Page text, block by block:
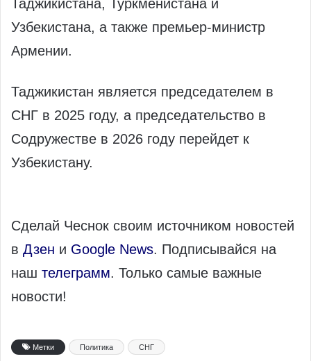
Таджикистана, Туркменистана и
Узбекистана, а также премьер-министр
Армении.
Таджикистан является председателем в
СНГ в 2025 году, а председательство в
Содружестве в 2026 году перейдет к
Узбекистану.
Сделай Чеснок своим источником новостей
в Дзен и Google News. Подписывайся на
наш телеграмм. Только самые важные
новости!
Метки Политика СНГ